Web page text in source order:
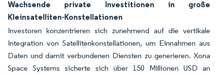
Wachsende private Investitionen in große
Kleinsatelliten-Konstellationen
Investoren konzentrieren sich zunehmend auf die vertikale
Integration von Satellitenkonstellationen, um Einnahmen aus
Daten und damit verbundenen Diensten zu generieren. Xona
Space Systems sicherte sich über 150 Millionen USD an